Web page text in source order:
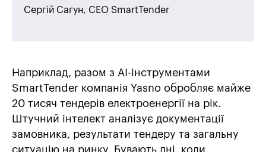
Сергій Сагун, СЕО SmartTender
Наприклад, разом з AI-інструментами
SmartTender компанія Yasno обробляє майже
20 тисяч тендерів електроенергії на рік.
Штучний інтелект аналізує документації
замовника, результати тендеру та загальну
ситуацію на ринку. Бувають дні, коли